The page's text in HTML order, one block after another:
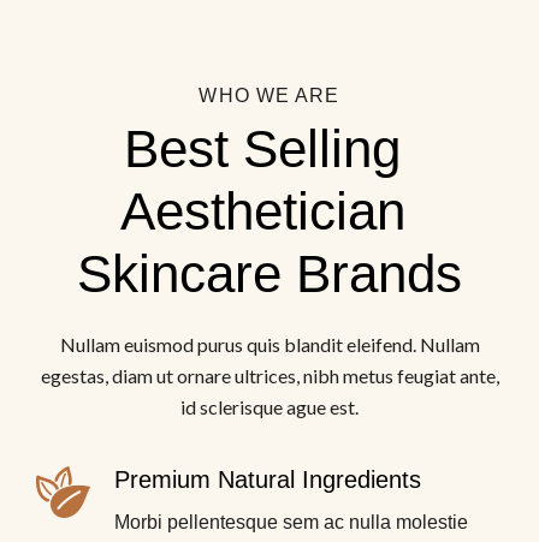
WHO WE ARE
Best Selling
Aesthetician
Skincare Brands
Nullam euismod purus quis blandit eleifend. Nullam
egestas, diam ut ornare ultrices, nibh metus feugiat ante,
id sclerisque ague est.
Premium Natural Ingredients
Morbi pellentesque sem ac nulla molestie